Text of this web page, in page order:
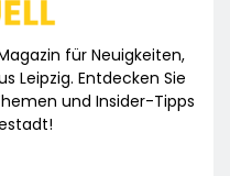
für Neuigkeiten,
Leipzig. Entdecken Sie
und Insider-Tipps